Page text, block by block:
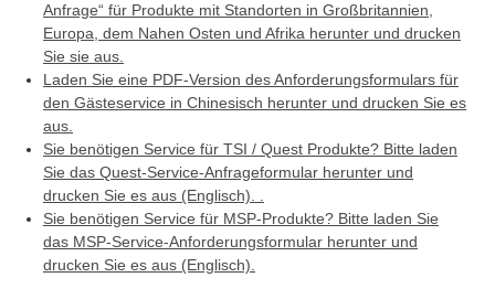
Anfrage“ für Produkte mit Standorten in Großbritannien,
Europa, dem Nahen Osten und Afrika herunter und drucken
Sie sie aus.
Laden Sie eine PDF-Version des Anforderungsformulars für
den Gästeservice in Chinesisch herunter und drucken Sie es
aus.
Sie benötigen Service für TSI / Quest Produkte? Bitte laden
Sie das Quest-Service-Anfrageformular herunter und
drucken Sie es aus (Englisch). .
Sie benötigen Service für MSP-Produkte? Bitte laden Sie
das MSP-Service-Anforderungsformular herunter und
drucken Sie es aus (Englisch).